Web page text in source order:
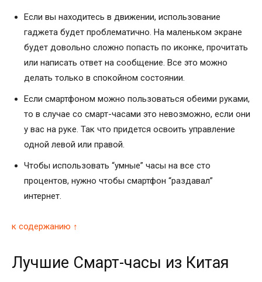
Если вы находитесь в движении, использование
гаджета будет проблематично. На маленьком экране
будет довольно сложно попасть по иконке, прочитать
или написать ответ на сообщение. Все это можно
делать только в спокойном состоянии.
Если смартфоном можно пользоваться обеими руками,
то в случае со смарт-часами это невозможно, если они
у вас на руке. Так что придется освоить управление
одной левой или правой.
Чтобы использовать “умные” часы на все сто
процентов, нужно чтобы смартфон “раздавал”
интернет.
к содержанию ↑
Лучшие Смарт-часы из Китая